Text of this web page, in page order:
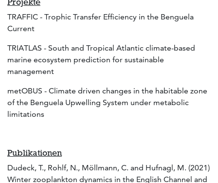
TRAFFIC - Trophic Transfer Efficiency in the Benguela
Current
TRIATLAS - South and Tropical Atlantic climate-based
marine ecosystem prediction for sustainable
management
metOBUS - Climate driven changes in the habitable zone
of the Benguela Upwelling System under metabolic
limitations
Publikationen
Dudeck, T., Rohlf, N., Möllmann, C. and Hufnagl, M. (2021)
Winter zooplankton dynamics in the English Channel and